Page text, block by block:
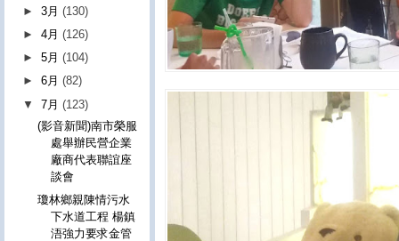
►3月(130)
►4月(126)
►5月(104)
►6月(82)
▼7月(123)
(影音新聞)南市榮服
處舉辦民營企業
廠商代表聯誼座
談會
瓊林鄉親陳情污水
下水道工程 楊鎮
浯強力要求金管